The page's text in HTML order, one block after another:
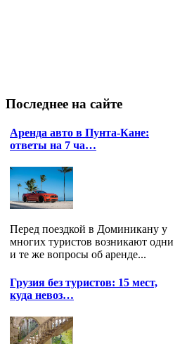
Последнее на сайте
Аренда авто в Пунта-Кане:
ответы на 7 ча…
Перед поездкой в Доминикану у
многих туристов возникают одни
и те же вопросы об аренде...
Грузия без туристов: 15 мест,
куда невоз…